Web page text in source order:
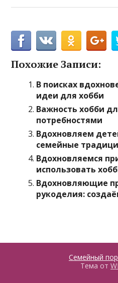
Похожие Записи:
В поисках
идеи для хобби
Важность хобби
потребностями
Вдохновляем
семейные
Вдохновляемся
использовать
Вдохновляющие
рукоделия:
Семейный
Тема от